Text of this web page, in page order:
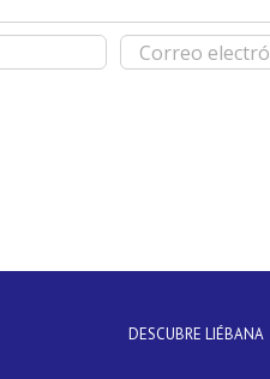
DESCUBRE LIÉBANA